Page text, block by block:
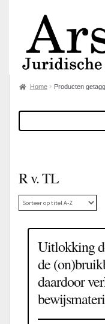
Home Producten
R v. TL
Uitlokking
de
daardoor